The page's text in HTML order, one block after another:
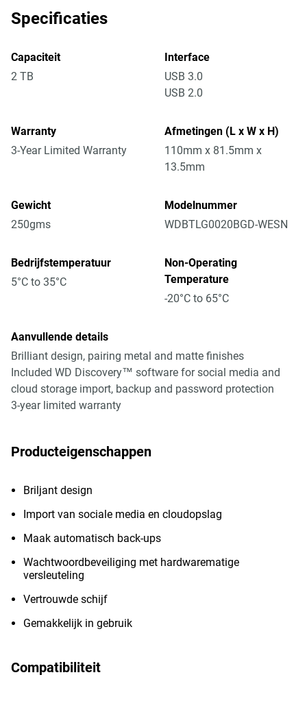
Specificaties
Capaciteit
2 TB
Interface
USB 3.0
USB 2.0
Warranty
3-Year Limited Warranty
Afmetingen (L x W x H)
110mm x 81.5mm x
13.5mm
Gewicht
250gms
Modelnummer
WDBTLG0020BGD-WESN
Bedrijfstemperatuur
5°C to 35°C
Non-Operating
Temperature
-20°C to 65°C
Aanvullende details
Brilliant design, pairing metal and matte finishes
Included WD Discovery™ software for social media and
cloud storage import, backup and password protection
3-year limited warranty
Producteigenschappen
Briljant design
Import van sociale media en cloudopslag
Maak automatisch back-ups
Wachtwoordbeveiliging met hardwarematige
versleuteling
Vertrouwde schijf
Gemakkelijk in gebruik
Compatibiliteit